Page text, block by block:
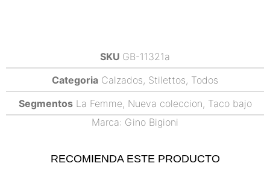
SKU GB-11321a
Categoria Calzados, Stilettos, Todos
Segmentos La Femme, Nueva coleccion, Taco bajo
Marca: Gino Bigioni
RECOMIENDA ESTE PRODUCTO